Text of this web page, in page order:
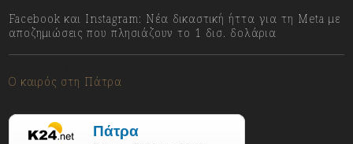
Facebook και Instagram: Νέα δικαστική ήττα για τη Meta με
αποζημιώσεις που πλησιάζουν το 1 δισ. δολάρια
Ο καιρός στη Πάτρα